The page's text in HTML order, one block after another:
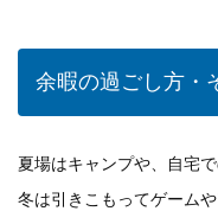
余暇の過ごし方・
夏場はキャンプや、自宅
冬は引きこもってゲームや